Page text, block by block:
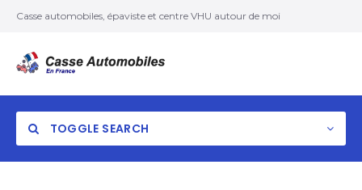
Casse automobiles, épaviste et centre VHU autour de moi
TOGGLE SEARCH